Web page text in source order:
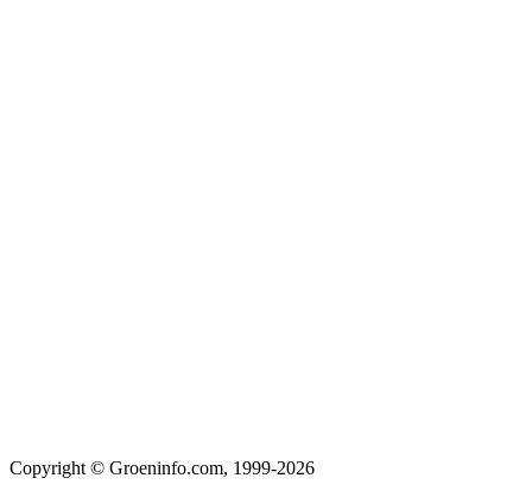
Copyright © Groeninfo.com, 1999-2026